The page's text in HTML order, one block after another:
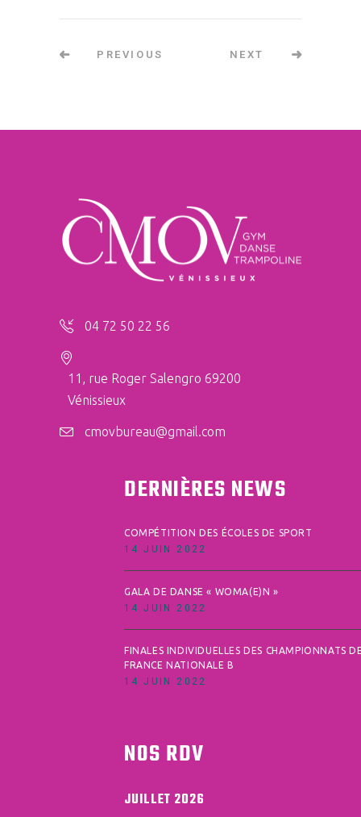
PREVIOUS NEXT
04 72 50 22 56
11, rue Roger Salengro 69200
Vénissieux
cmovbureau@gmail.com
DERNIÈRES NEWS
COMPÉTITION DES ÉCOLES DE SPORT
14 JUIN 2022
GALA DE DANSE « WOMA(E)N »
14 JUIN 2022
FINALES INDIVIDUELLES DES CHAMPIONNATS
FRANCE NATIONALE B
14 JUIN 2022
NOS RDV
JUILLET 2026